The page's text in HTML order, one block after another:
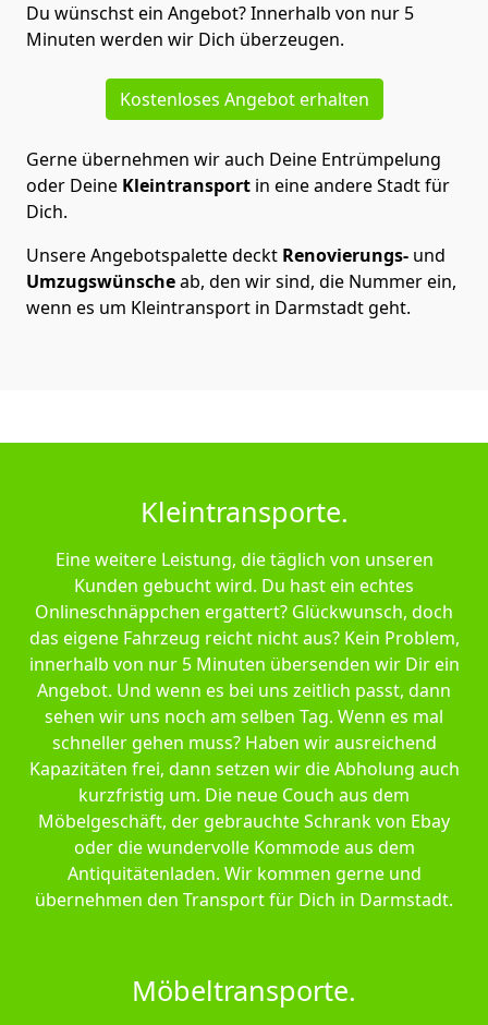
Du wünschst ein Angebot? Innerhalb von nur 5
Minuten werden wir Dich überzeugen.
Kostenloses Angebot erhalten
Gerne übernehmen wir auch Deine Entrümpelung
oder Deine Kleintransport in eine andere Stadt für
Dich.
Unsere Angebotspalette deckt Renovierungs- und
Umzugswünscheab, den wir sind, die Nummer ein,
wenn es um Kleintransport in Darmstadt geht.
Kleintransporte.
Eine weitere Leistung, die täglich von unseren
Kunden gebucht wird. Du hast ein echtes
Onlineschnäppchen ergattert? Glückwunsch, doch
das eigene Fahrzeug reicht nicht aus? Kein Problem,
innerhalb von nur 5 Minuten übersenden wir Dir ein
Angebot. Und wenn es bei uns zeitlich passt, dann
sehen wir uns noch am selben Tag. Wenn es mal
schneller gehen muss? Haben wir ausreichend
Kapazitäten frei, dann setzen wir die Abholung auch
kurzfristig um. Die neue Couch aus dem
Möbelgeschäft, der gebrauchte Schrank von Ebay
oder die wundervolle Kommode aus dem
Antiquitätenladen. Wir kommen gerne und
übernehmen den Transport für Dich in Darmstadt.
Möbeltransporte.